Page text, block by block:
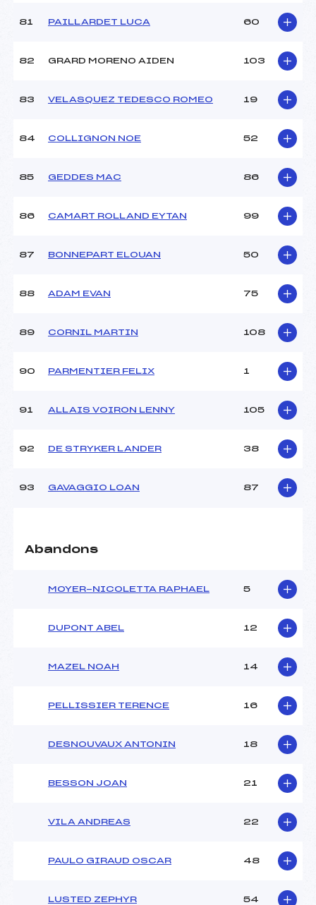
81 PAILLARDET LUCA 60
82 GRARD MORENO AIDEN 103
83 VELASQUEZ TEDESCO ROMEO 19
84 COLLIGNON NOE 52
85 GEDDES MAC 86
86 CAMART ROLLAND EYTAN 99
87 BONNEPART ELOUAN 50
88 ADAM EVAN 75
89 CORNIL MARTIN 108
90 PARMENTIER FELIX 1
91 ALLAIS VOIRON LENNY 105
92 DE STRYKER LANDER 38
93 GAVAGGIO LOAN 87
Abandons
MOYER-NICOLETTA RAPHAEL 5
DUPONT ABEL 12
MAZEL NOAH 14
PELLISSIER TERENCE 16
DESNOUVAUX ANTONIN 18
BESSON JOAN 21
VILA ANDREAS 22
PAULO GIRAUD OSCAR 48
LUSTED ZEPHYR 54